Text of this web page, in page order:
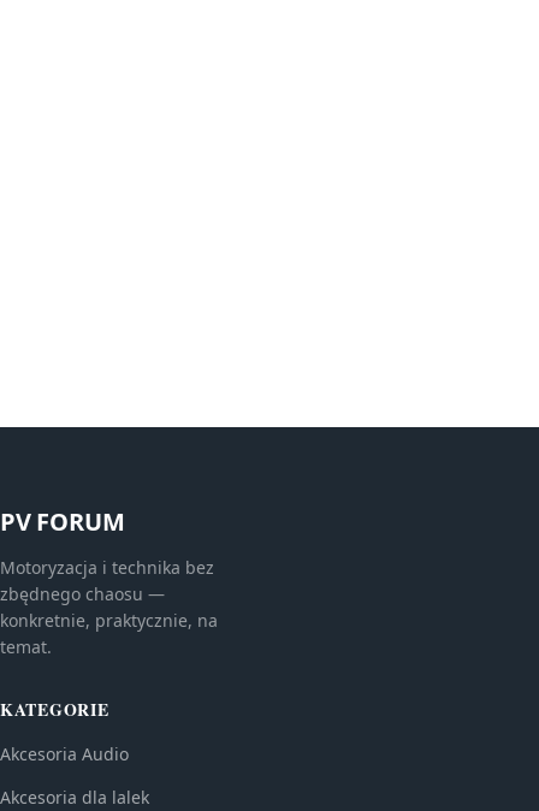
PV FORUM
Motoryzacja i technika bez
zbędnego chaosu —
konkretnie, praktycznie, na
temat.
KATEGORIE
Akcesoria Audio
Akcesoria dla lalek